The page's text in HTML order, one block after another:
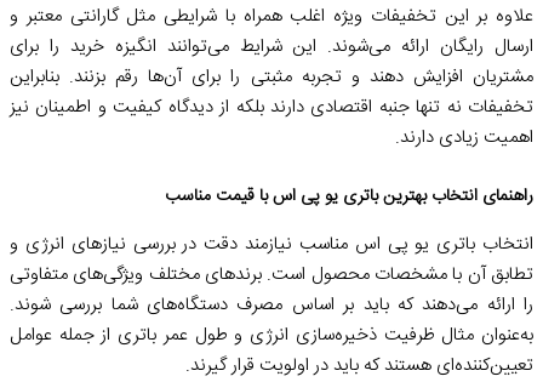
علاوه بر این تخفیفات ویژه اغلب همراه با شرایطی مثل گارانتی معتبر و
ارسال رایگان ارائه می‌شوند. این شرایط می‌توانند انگیزه خرید را برای
مشتریان افزایش دهند و تجربه مثبتی را برای آن‌ها رقم بزنند. بنابراین
تخفیفات نه تنها جنبه اقتصادی دارند بلکه از دیدگاه کیفیت و اطمینان نیز
اهمیت زیادی دارند.
راهنمای انتخاب بهترین باتری یو پی اس با قیمت مناسب
انتخاب باتری یو پی اس مناسب نیازمند دقت در بررسی نیازهای انرژی و
تطابق آن با مشخصات محصول است. برندهای مختلف ویژگی‌های متفاوتی
را ارائه می‌دهند که باید بر اساس مصرف دستگاه‌های شما بررسی شوند.
به‌عنوان مثال ظرفیت ذخیره‌سازی انرژی و طول عمر باتری از جمله عوامل
تعیین‌کننده‌ای هستند که باید در اولویت قرار گیرند.